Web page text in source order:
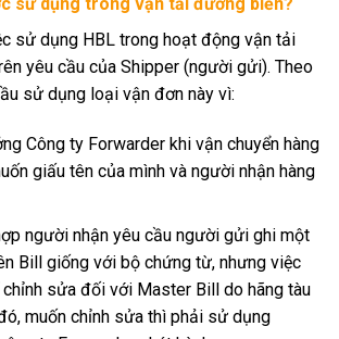
sử dụng HBL trong hoạt động vận tải
yêu cầu của Shipper (người gửi). Theo
sử dụng loại vận đơn này vì:
Công ty Forwarder khi vận chuyển hàng
giấu tên của mình và người nhận hàng
người nhận yêu cầu người gửi ghi một
Bill giống với bộ chứng từ, nhưng việc
chỉnh sửa đối với Master Bill do hãng tàu
muốn chỉnh sửa thì phải sử dụng